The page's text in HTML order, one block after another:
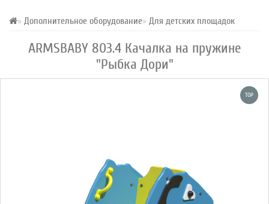
Дополнительное оборудование Для детских площадок
ARMSBABY 803.4 Качалка на пружине
"Рыбка Дори"
TOP